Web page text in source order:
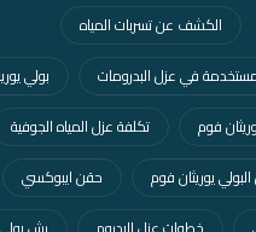
الكشف عن تسربات المياه
في عزل البدرومات
بولي يوريا
فوم
تكلفة عزل المياه الجوفية
يوريثان فوم
حقن ايبوكسي